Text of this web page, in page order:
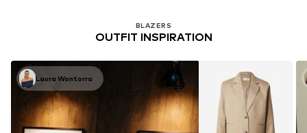
BLAZERS
OUTFIT INSPIRATION
Laura Wontorra